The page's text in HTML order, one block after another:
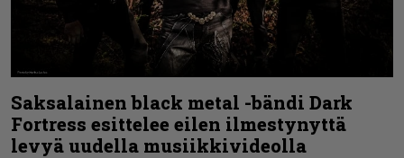
Saksalainen black metal -bändi Dark
Fortress esittelee eilen ilmestynyttä
levyä uudella musiikkivideolla